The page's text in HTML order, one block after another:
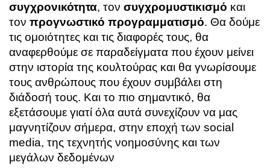
συγχρονικότητα, τον συγχρομυστικισμό και
τον προγνωστικό προγραμματισμό. Θα δούμε
τις ομοιότητες και τις διαφορές τους, θα
αναφερθούμε σε παραδείγματα που έχουν μείνει
στην ιστορία της κουλτούρας και θα γνωρίσουμε
τους ανθρώπους που έχουν συμβάλει στη
διάδοσή τους. Και το πιο σημαντικό, θα
εξετάσουμε γιατί όλα αυτά συνεχίζουν να μας
μαγνητίζουν σήμερα, στην εποχή των social
media, της τεχνητής νοημοσύνης και των
μεγάλων δεδομένων